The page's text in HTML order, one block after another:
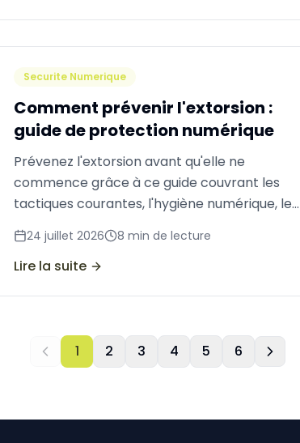
Securite Numerique
Comment prévenir l'extorsion :
guide de protection numérique
Prévenez l'extorsion avant qu'elle ne
commence grâce à ce guide couvrant les
tactiques courantes, l'hygiène numérique, les
garde-fous financiers et comment
reconnaître les signaux d'alerte précoces.
24 juillet 2026 8 min de lecture
Lire la suite
1 2 3 4 5 6